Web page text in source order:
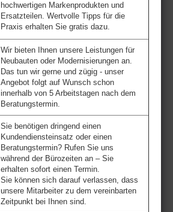
hochwertigen Markenprodukten und
Ersatzteilen. Wertvolle Tipps für die
Praxis erhalten Sie gratis dazu.
Wir bieten Ihnen unsere Leistungen für
Neubauten oder Modernisierungen an.
Das tun wir gerne und zügig - unser
Angebot folgt auf Wunsch schon
innerhalb von 5 Arbeitstagen nach dem
Beratungstermin.
Sie benötigen dringend einen
Kundendiensteinsatz oder einen
Beratungstermin? Rufen Sie uns
während der Bürozeiten an – Sie
erhalten sofort einen Termin.
Sie können sich darauf verlassen, dass
unsere Mitarbeiter zu dem vereinbarten
Zeitpunkt bei Ihnen sind.